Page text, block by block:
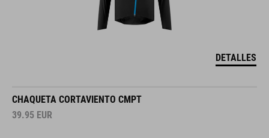
DETALLES
CHAQUETA CORTAVIENTO CMPT
39.95 EUR